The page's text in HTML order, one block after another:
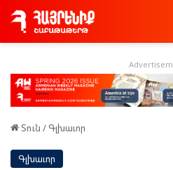
Տուն / Գլխաւոր
Գլխաւոր